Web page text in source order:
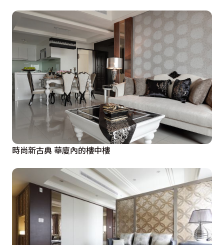
時尚新古典 華廈內的樓中樓